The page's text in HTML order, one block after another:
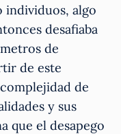
individuos, algo
desafiaba
de
de este
de
y sus
que el desapego